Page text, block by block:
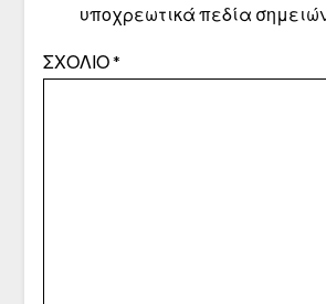
υποχρεωτικά πεδία
ΣΧΌΛΙΟ*